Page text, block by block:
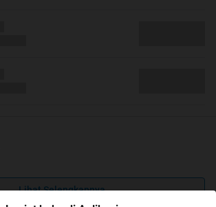
Lihat Selengkapnya